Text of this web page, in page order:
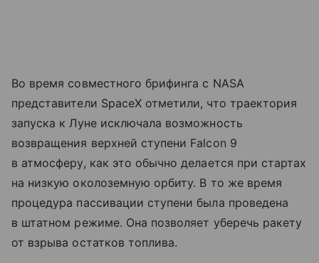
Во время совместного брифинга с NASA
представители SpaceX отметили, что траектория
запуска к Луне исключала возможность
возвращения верхней ступени Falcon 9
в атмосферу, как это обычно делается при стартах
на низкую околоземную орбиту. В то же время
процедура пассивации ступени была проведена
в штатном режиме. Она позволяет уберечь ракету
от взрыва остатков топлива.